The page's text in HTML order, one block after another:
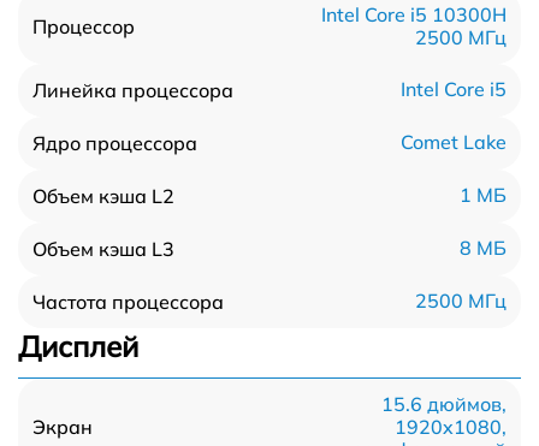
Процессор
Intel Core i5 10300H
2500 МГц
Линейка процессора Intel Core i5
Ядро процессора Comet Lake
Объем кэша L2 1 МБ
Объем кэша L3 8 МБ
Частота процессора 2500 МГц
Дисплей
Экран
15.6 дюймов,
1920x1080,